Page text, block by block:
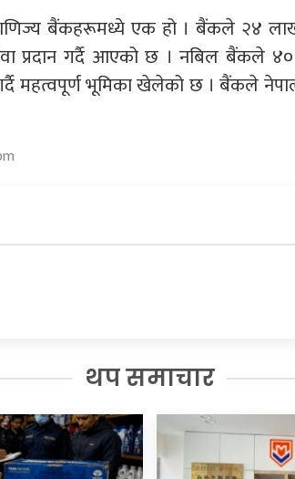
बैंकहरूमध्ये एक हो । बैंकले २४ लाख
प्रदान गर्दै आएको छ । नबिल बैंकले ४०
महत्वपूर्ण भूमिका खेलेको छ । बैंकले
थप समाचार